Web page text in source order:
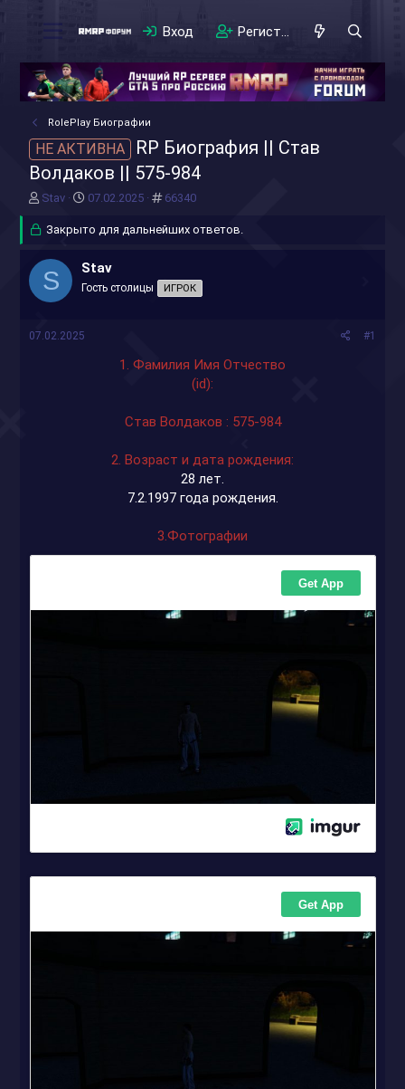
Вход Регистрация
RolePlay Биографии
НЕ АКТИВНА
RP Биография || Став
Волдаков || 575-984
А
т
р
т
Stav
Д
т
н
ч
07.02.2025 #
66340
Закрыто для дальнейших ответов.
S Stav
Гость столицы ИГРОК
07.02.2025 #1
1. Фамилия Имя Отчество
(id):
Став Волдаков : 575-984
2. Возраст и дата рождения:
28 лет.
7.2.1997 года рождения.
3.Фотографии